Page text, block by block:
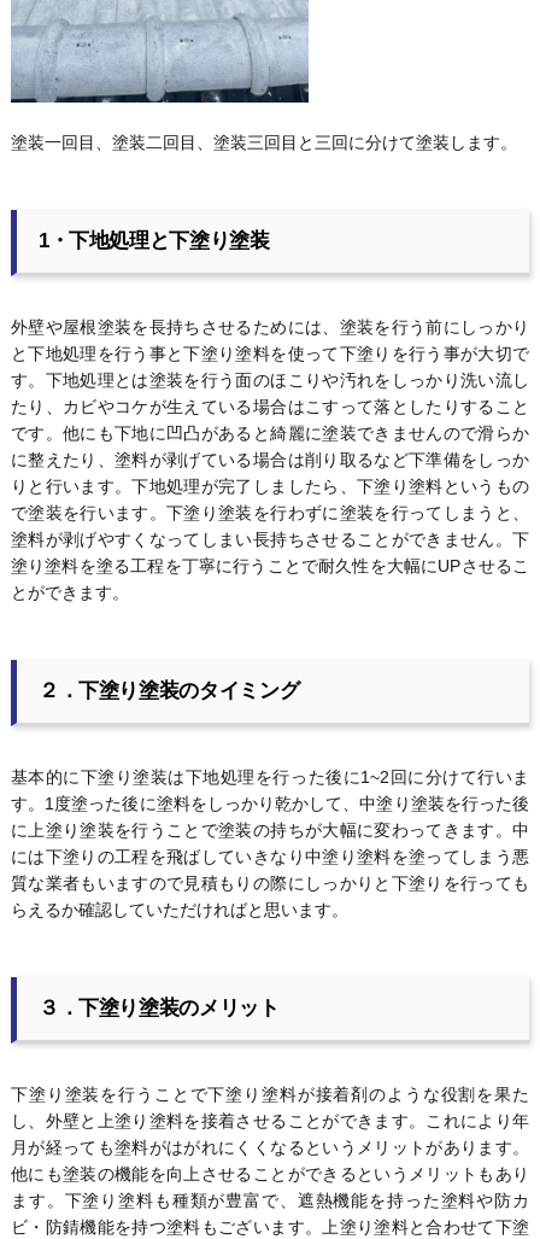
塗装一回目、塗装二回目、塗装三回目と三回に分けて塗装します。
1・下地処理と下塗り塗装
外壁や屋根塗装を長持ちさせるためには、塗装を行う前にしっかり
と下地処理を行う事と下塗り塗料を使って下塗りを行う事が大切で
す。下地処理とは塗装を行う面のほこりや汚れをしっかり洗い流し
たり、カビやコケが生えている場合はこすって落としたりすること
です。他にも下地に凹凸があると綺麗に塗装できませんので滑らか
に整えたり、塗料が剥げている場合は削り取るなど下準備をしっか
りと行います。下地処理が完了しましたら、下塗り塗料というもの
で塗装を行います。下塗り塗装を行わずに塗装を行ってしまうと、
塗料が剥げやすくなってしまい長持ちさせることができません。下
塗り塗料を塗る工程を丁寧に行うことで耐久性を大幅にUPさせるこ
とができます。
２．下塗り塗装のタイミング
基本的に下塗り塗装は下地処理を行った後に1~2回に分けて行いま
す。1度塗った後に塗料をしっかり乾かして、中塗り塗装を行った後
に上塗り塗装を行うことで塗装の持ちが大幅に変わってきます。中
には下塗りの工程を飛ばしていきなり中塗り塗料を塗ってしまう悪
質な業者もいますので見積もりの際にしっかりと下塗りを行っても
らえるか確認していただければと思います。
３．下塗り塗装のメリット
下塗り塗装を行うことで下塗り塗料が接着剤のような役割を果た
し、外壁と上塗り塗料を接着させることができます。これにより年
月が経っても塗料がはがれにくくなるというメリットがあります。
他にも塗装の機能を向上させることができるというメリットもあり
ます。下塗り塗料も種類が豊富で、遮熱機能を持った塗料や防カ
ビ・防錆機能を持つ塗料もございます。上塗り塗料と合わせて下塗